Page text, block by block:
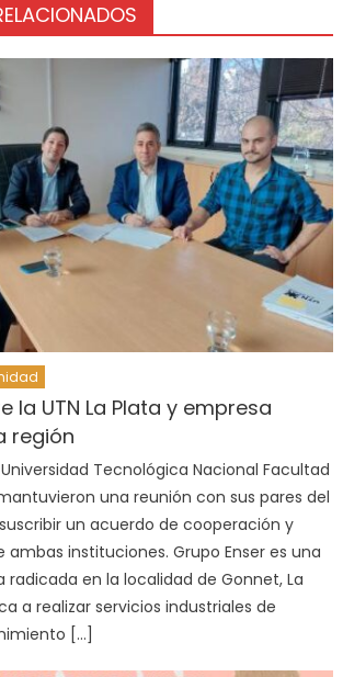
la UTN La Plata y empresa
región
Tecnológica Nacional Facultad
una reunión con sus pares del
un acuerdo de cooperación y
instituciones. Grupo Enser es una
en la localidad de Gonnet, La
a realizar servicios industriales de
[…]